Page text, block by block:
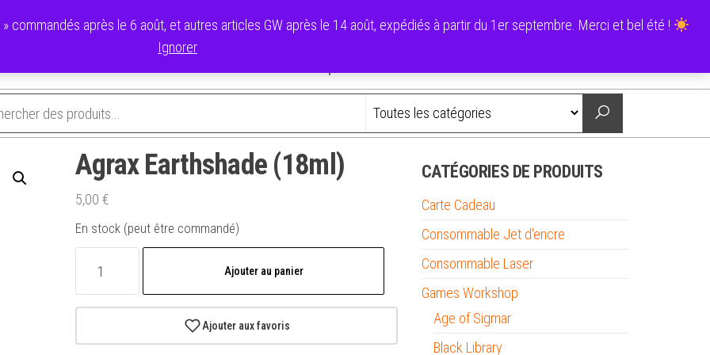
commandés après le 6 août, et autres articles GW après le 14 août, expédiés à partir du 1er septembre. Merci et bel été !
Ignorer
0,00 €
Agrax Earthshade (18ml)
5,00 €
En stock (peut être commandé)
(18ml)
Ajouter au panier
Ajouter aux favoris
CATÉGORIES DE PRODUITS
Carte Cadeau
Consommable Jet d'encre
Consommable Laser
Games Workshop
Age of Sigmar
Black Library